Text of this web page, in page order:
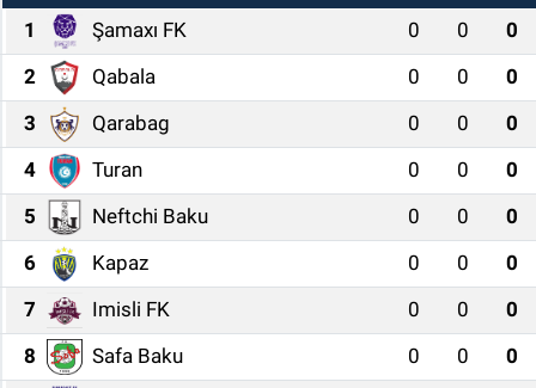
1
Şamaxı FK 0 0
0
2
Qabala 0 0
0
3
Qarabag 0 0
0
4
Turan 0 0
0
5
Neftchi Baku 0 0
0
6
Kapaz 0 0
0
7
Imisli FK 0 0
0
8
Safa Baku 0 0
0